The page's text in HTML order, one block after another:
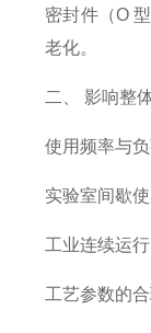
密封件（O
老化。
二、 影响整
使用频率与
实验室间歇
工业连续运
工艺参数的